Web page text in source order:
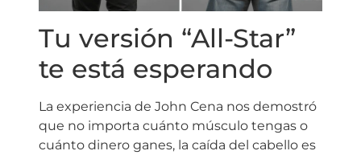
Tu versión “All-Star”
te está esperando
La experiencia de John Cena nos demostró
que no importa cuánto músculo tengas o
cuánto dinero ganes, la caída del cabello es